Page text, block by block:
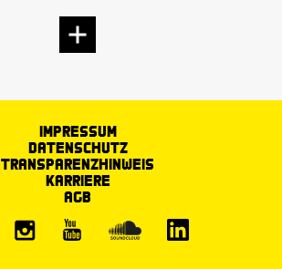
Impressum
Datenschutz
Transparenzhinweis
Karriere
AGB